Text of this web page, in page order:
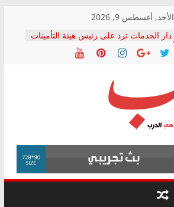
الأحد, أغسطس 9, 2026
دار الخدمات ترد على رئيس هيئة التأمينات
بعد مؤتمره الصحفي: إنكار الأزمة لا ينهي
معاناة أصحاب المعاشات.. ونطالب بكشف
فرحات سليمان يكتب: القطاع الصحي إلى
أين؟
حزب التحالف الشعبي يطلق لجنة “الحق
في الصحة” بالإسكندرية لرصد الانتهاكات
ودعم المرضى
الوزاري لمدينة الصحفيين.. وانتهاء أعمال
إنشاء المبنى الإداري
المجلس القومي لحقوق الإنسان يعلن
متابعة قضية الدكتور محمد زهران.. ويؤكد:
قرينة البراءة وضمانات المحاكمة العادلة